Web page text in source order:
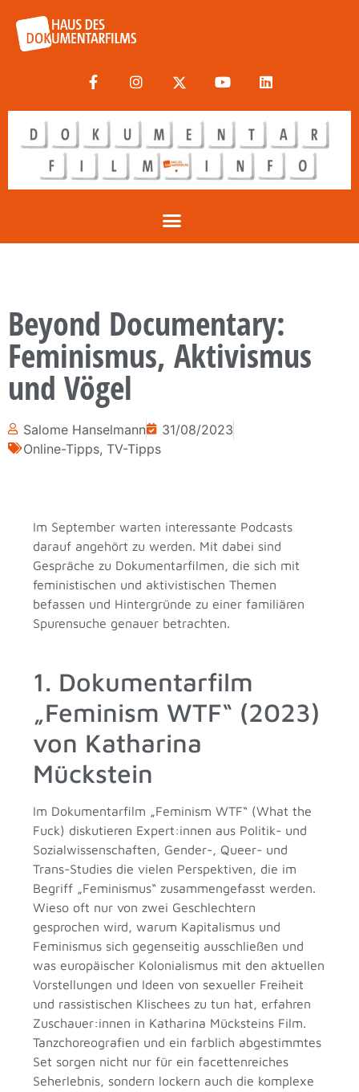
Beyond Documentary:
Feminismus, Aktivismus
und Vögel
Salome Hanselmann
31/08/2023
Online-Tipps, TV-Tipps
Im September warten interessante Podcasts
darauf angehört zu werden. Mit dabei sind
Gespräche zu Dokumentarfilmen, die sich mit
feministischen und aktivistischen Themen
befassen und Hintergründe zu einer familiären
Spurensuche genauer betrachten.
1. Dokumentarfilm
„Feminism WTF“ (2023)
von Katharina
Mückstein
Im Dokumentarfilm „Feminism WTF“ (What the
Fuck) diskutieren Expert:innen aus Politik- und
Sozialwissenschaften, Gender-, Queer- und
Trans-Studies die vielen Perspektiven, die im
Begriff „Feminismus“ zusammengefasst werden.
Wieso oft nur von zwei Geschlechtern
gesprochen wird, warum Kapitalismus und
Feminismus sich gegenseitig ausschließen und
was europäischer Kolonialismus mit den aktuellen
Vorstellungen und Ideen von sexueller Freiheit
und rassistischen Klischees zu tun hat, erfahren
Zuschauer:innen in Katharina Mücksteins Film.
Tanzchoreografien und ein farblich abgestimmtes
Set sorgen nicht nur für ein facettenreiches
Seherlebnis, sondern lockern auch die komplexe